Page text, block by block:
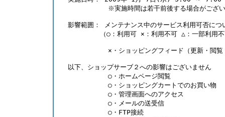
※実施時間は若干前後する場合がござ
影響範囲： メンテナンス中のサービス利用可否につ
（○：利用可 ×：利用不可 △：一部利用
×・ショッピングフィード（更新・閲覧
以下、ショップサーブ２への影響はご
            ○・ホームページ閲覧
            ○・ショッピングカートでのお買い物
            ○・管理画面へのアクセス
            ○・メールの送受信
            ○・FTP接続